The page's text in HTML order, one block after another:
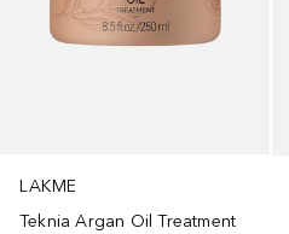
LAKME
Teknia Argan Oil Treatment